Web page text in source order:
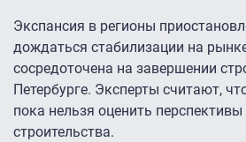
Экспансия в регионы
дождаться стабилизации на
сосредоточена на завершении
Петербурге. Эксперты считают,
пока нельзя оценить
строительства.